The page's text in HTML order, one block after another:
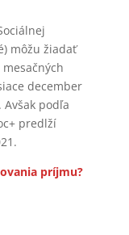
môžu žiadať
december
podľa
predlží
príjmu?